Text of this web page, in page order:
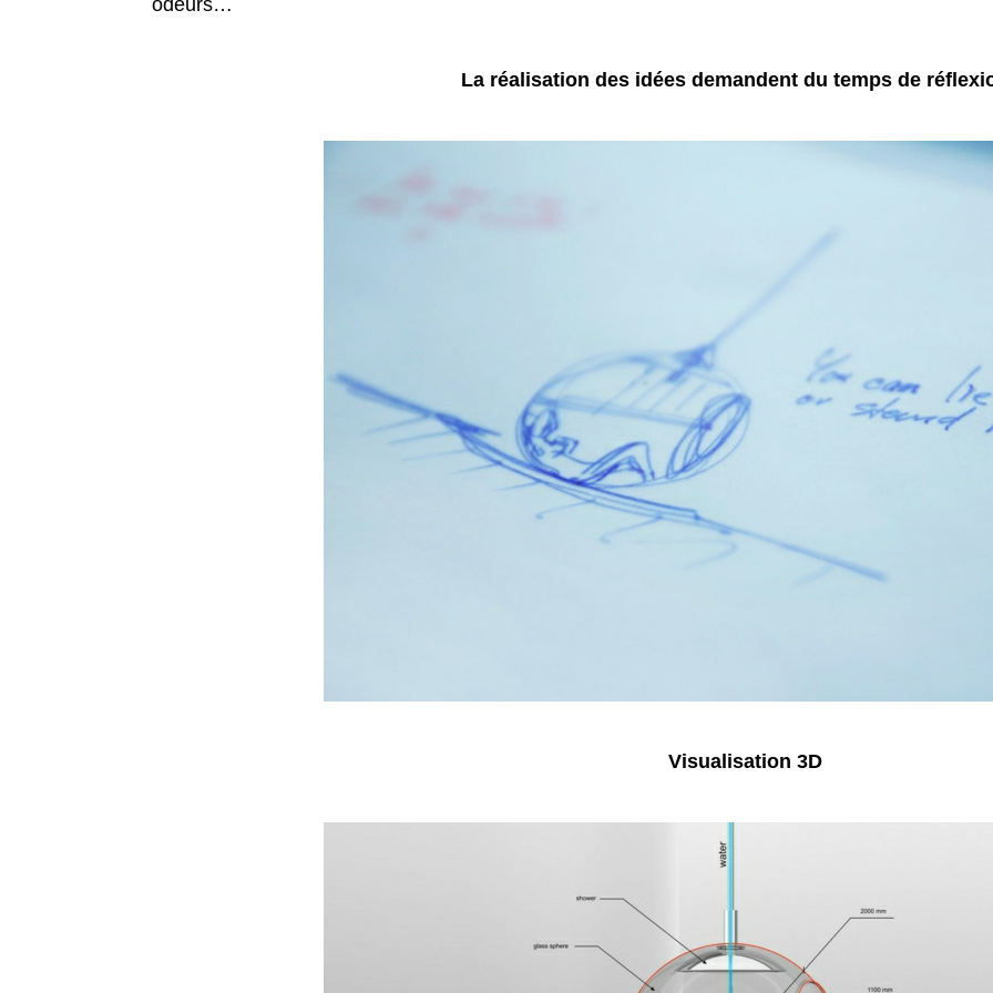
La réalisation des idées demandent du temps de
Visualisation 3D